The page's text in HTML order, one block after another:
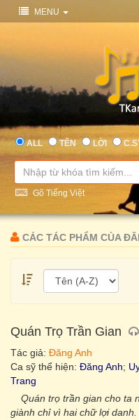
MENU
ALL TÊN LỜI
Gõ Tiếng Việt
CÁC TÁC PHẨM CỦA
Quán Trọ Trần Gian
Tác giả: Đăng Anh
Ca sỹ thể hiện: Đăng Anh;
Trang
Quán trọ trần gian cho ta
giành chỉ vì hai chữ lợi